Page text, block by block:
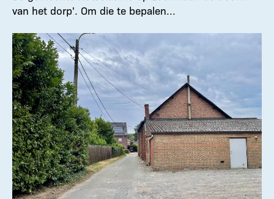
van het dorp'. Om die te bepalen...